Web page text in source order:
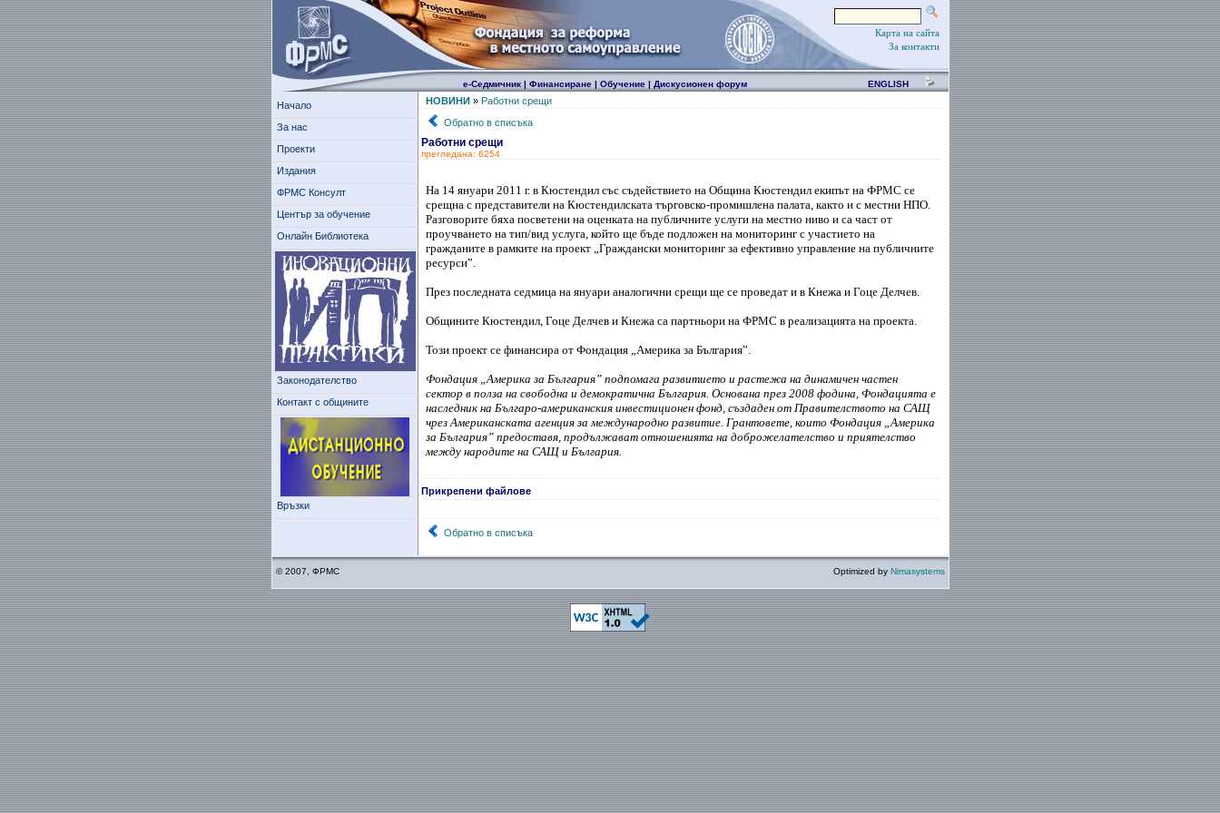
Карта на сайта
За контакти
е-Седмичник| Финансиране| Обучение| Дискусионен форум ENGLISH
Начало
За нас
Проекти
Издания
ФРМС Консулт
Център за обучение
Онлайн Библиотека
Законодателство
Контакт с общините
Връзки
НОВИНИ» Работни срещи
Обратно в списъка
Работни срещи
прегледана: 6254
На 14 януари 2011 г. в Кюстендил със съдействието на Община Кюстендил екипът на ФРМС се
срещна с представители на Кюстендилската търговско-промишлена палата, както и с местни НПО.
Разговорите бяха посветени на оценката на публичните услуги на местно ниво и са част от
прoучването на тип/вид услуга, който ще бъде подложен на мониторинг с участието на
гражданите в рамките на проект „Граждански мониторинг за ефективно управление на публичните
ресурси”.
През последната седмица на януари аналогични срещи ще се проведат и в Кнежа и Гоце Делчев.
Общините Кюстендил, Гоце Делчев и Кнежа са партньори на ФРМС в реализацията на проекта.
Този проект се финансира от Фондация „Америка за България”.
Фондация „Америка за България” подпомага развитието и растежа на динамичен частен
сектор в полза на свободна и демократична България. Основана през 2008 фодина, Фондацията е
наследник на Българо-американския инвестиционен фонд, създаден от Правителството на САЩ
чрез Американската агенция за международно развитие. Грантовете, които Фондация „Америка
за България” предоставя, продължават отношенията на доброжелателство и приятелство
между народите на САЩ и България.
Прикрепени файлове
Обратно в списъка
© 2007, ФРМС Optimized by Nimasystems